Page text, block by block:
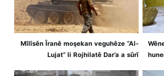
Mîlîsên Îranê moşekan veguhêze “Al-
Lujat” li Rojhilatê Dar’a a sûrî